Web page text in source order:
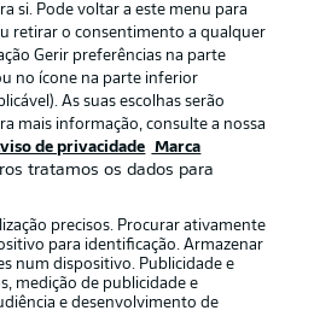
Emissoras
Marca
Jogadores
si. Pode voltar a este menu para
retirar o consentimento a qualquer
Gerir preferências na parte
no ícone na parte inferior
As suas escolhas serão
mais informação, consulte a nossa
de privacidade Marca
tratamos os dados para
precisos. Procurar ativamente
para identificação. Armazenar
num dispositivo. Publicidade e
medição de publicidade e
e desenvolvimento de